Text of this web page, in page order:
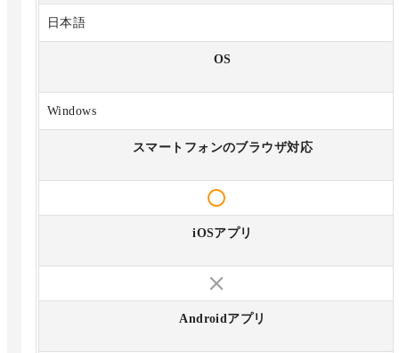
日本語
OS
Windows
スマートフォンのブラウザ対応
iOSアプリ
Androidアプリ